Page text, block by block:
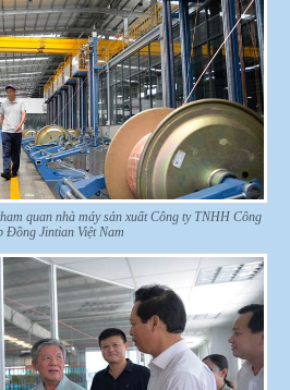
quan nhà máy sản xuất Công ty TNHH Công
Đồng Jintian Việt Nam